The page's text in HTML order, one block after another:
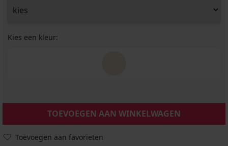
Kies een kleur:
TOEVOEGEN AAN WINKELWAGEN
Toevoegen aan favorieten